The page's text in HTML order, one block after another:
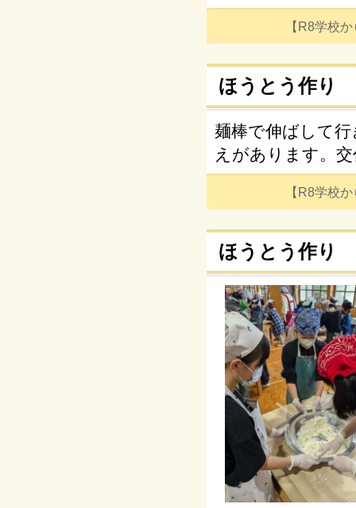
【R8学校
ほうとう作り
麺棒で伸ばして
えがあります。
【R8学校
ほうとう作り